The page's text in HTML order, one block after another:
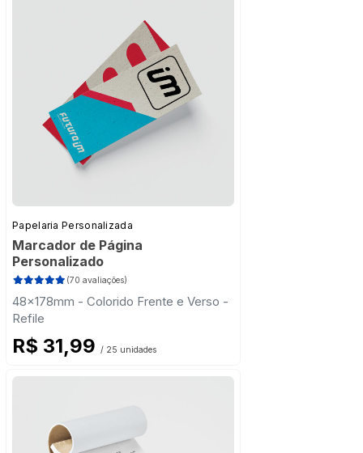
Papelaria Personalizada
Marcador de Página
Personalizado
(70 avaliações)
48x178mm - Colorido Frente e Verso -
Refile
R$ 31,99 / 25 unidades